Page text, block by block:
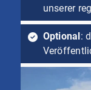
unserer
Optional :